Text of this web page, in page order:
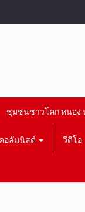
ชุมชนชาวโคก หนอง
คอลัมนิสต์ วีดีโอ